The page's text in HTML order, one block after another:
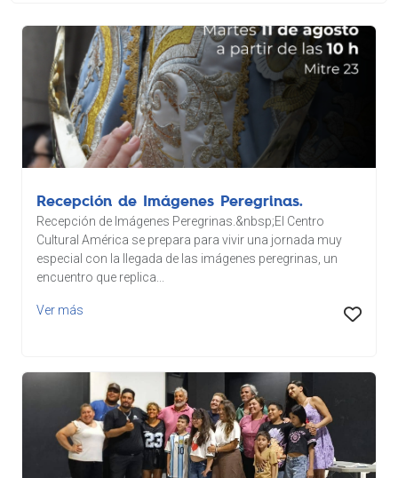
Recepción de Imágenes Peregrinas.
Recepción de Imágenes Peregrinas.&nbsp;El Centro
Cultural América se prepara para vivir una jornada muy
especial con la llegada de las imágenes peregrinas, un
encuentro que replica...
Ver más